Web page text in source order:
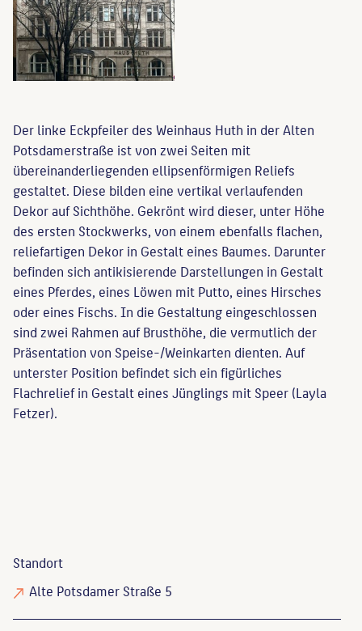
Der linke Eckpfeiler des Weinhaus Huth in der Alten
Potsdamerstraße ist von zwei Seiten mit
übereinanderliegenden ellipsenförmigen Reliefs
gestaltet. Diese bilden eine vertikal verlaufenden
Dekor auf Sichthöhe. Gekrönt wird dieser, unter Höhe
des ersten Stockwerks, von einem ebenfalls flachen,
reliefartigen Dekor in Gestalt eines Baumes. Darunter
befinden sich antikisierende Darstellungen in Gestalt
eines Pferdes, eines Löwen mit Putto, eines Hirsches
oder eines Fischs. In die Gestaltung eingeschlossen
sind zwei Rahmen auf Brusthöhe, die vermutlich der
Präsentation von Speise-/Weinkarten dienten. Auf
unterster Position befindet sich ein figürliches
Flachrelief in Gestalt eines Jünglings mit Speer (Layla
Fetzer).
Standort
Alte Potsdamer Straße 5